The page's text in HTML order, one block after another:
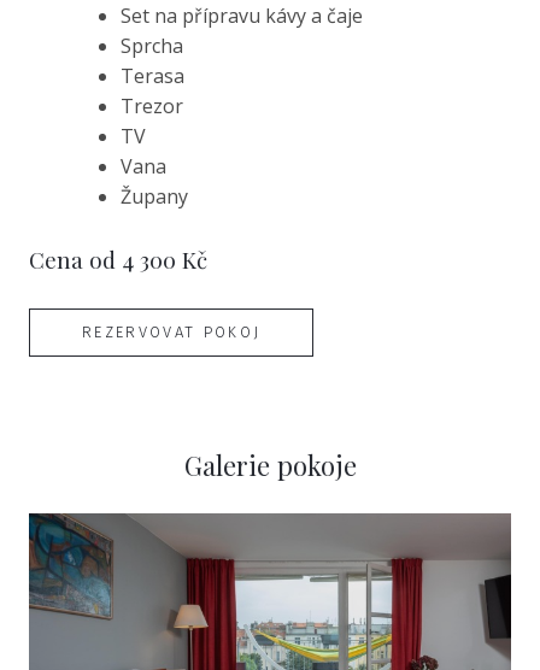
Set na přípravu kávy a čaje
Sprcha
Terasa
Trezor
TV
Vana
Župany
Cena od 4 300 Kč
REZERVOVAT POKOJ
Galerie pokoje